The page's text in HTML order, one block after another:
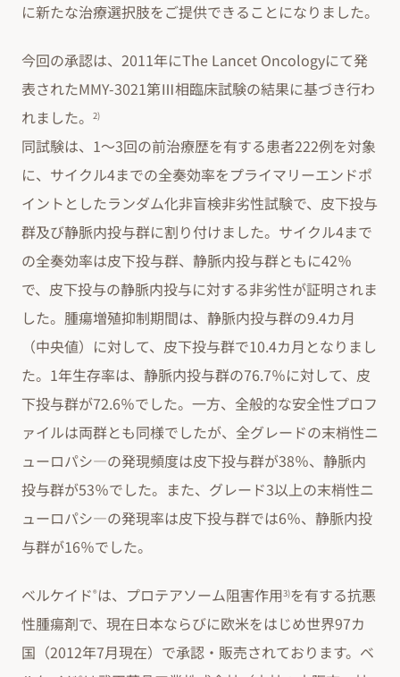
に新たな治療選択肢をご提供できることになりました。
今回の承認は、2011年にThe Lancet Oncologyにて発
表されたMMY-3021第Ⅲ相臨床試験の結果に基づき行わ
れました。
2)
同試験は、1～3回の前治療歴を有する患者222例を対象
に、サイクル4までの全奏効率をプライマリーエンドポ
イントとしたランダム化非盲検非劣性試験で、皮下投与
群及び静脈内投与群に割り付けました。サイクル4まで
の全奏効率は皮下投与群、静脈内投与群ともに42％
で、皮下投与の静脈内投与に対する非劣性が証明されま
した。腫瘍増殖抑制期間は、静脈内投与群の9.4カ月
（中央値）に対して、皮下投与群で10.4カ月となりまし
た。1年生存率は、静脈内投与群の76.7％に対して、皮
下投与群が72.6％でした。一方、全般的な安全性プロフ
ァイルは両群とも同様でしたが、全グレードの末梢性ニ
ューロパシ―の発現頻度は皮下投与群が38％、静脈内
投与群が53％でした。また、グレード3以上の末梢性ニ
ューロパシ―の発現率は皮下投与群では6％、静脈内投
与群が16％でした。
ベルケイド®は、プロテアソーム阻害作用3)を有する抗悪
性腫瘍剤で、現在日本ならびに欧米をはじめ世界97カ
国（2012年7月現在）で承認・販売されております。ベ